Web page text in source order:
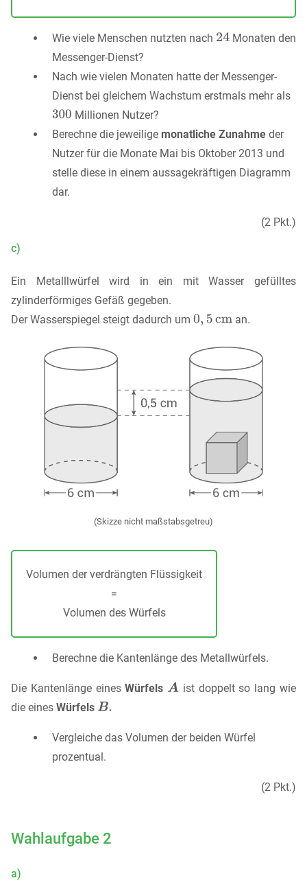
Wie viele Menschen nutzten nach
Monaten den
Messenger-Dienst?
Nach wie vielen Monaten hatte der Messenger-
Dienst bei gleichem Wachstum erstmals mehr als
Millionen Nutzer?
Berechne die jeweilige monatliche Zunahme der
Nutzer für die Monate Mai bis Oktober 2013 und
stelle diese in einem aussagekräftigen Diagramm
dar.
(2 Pkt.)
c)
Ein Metalllwürfel wird in ein mit Wasser gefülltes
zylinderförmiges Gefäß gegeben.
Der Wasserspiegel steigt dadurch um
an.
(Skizze nicht maßstabsgetreu)
Volumen der verdrängten Flüssigkeit
=
Volumen des Würfels
Berechne die Kantenlänge des Metallwürfels.
Die Kantenlänge einesWürfels
ist doppelt so lang wie
die eines Würfels
Vergleiche das Volumen der beiden Würfel
prozentual.
(2 Pkt.)
Wahlaufgabe 2
a)